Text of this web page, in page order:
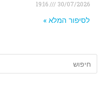
30/07/2026
19:16
לסיפור המלא »